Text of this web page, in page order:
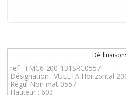
ref : TMC6-200-131SRC0557
Désignation : VUELTA Horizontal
Régul Noir mat 0557
Hauteur : 600